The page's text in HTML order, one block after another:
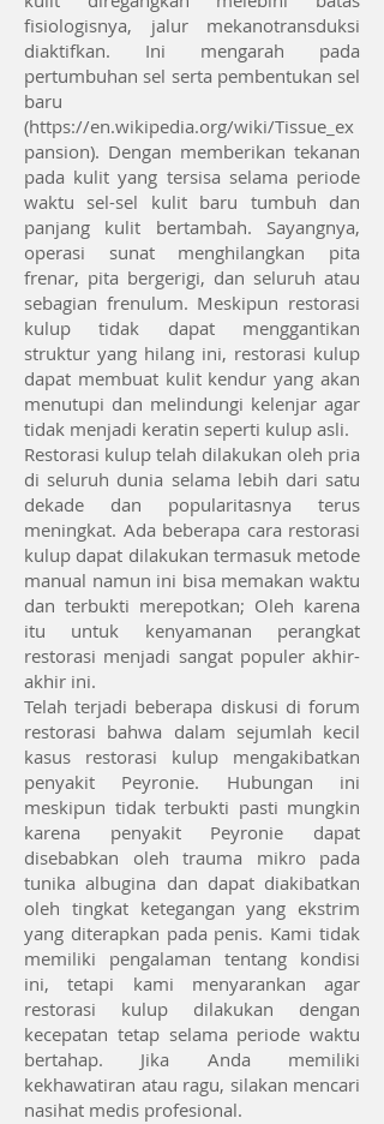
fisiologisnya, jalur mekanotransduksi
diaktifkan. Ini mengarah pada
pertumbuhan sel serta pembentukan sel
baru
(https://en.wikipedia.org/wiki/Tissue_ex
pansion). Dengan memberikan tekanan
pada kulit yang tersisa selama periode
waktu sel-sel kulit baru tumbuh dan
panjang kulit bertambah. Sayangnya,
operasi sunat menghilangkan pita
frenar, pita bergerigi, dan seluruh atau
sebagian frenulum. Meskipun restorasi
kulup tidak dapat menggantikan
struktur yang hilang ini, restorasi kulup
dapat membuat kulit kendur yang akan
menutupi dan melindungi kelenjar agar
tidak menjadi keratin seperti kulup asli.
Restorasi kulup telah dilakukan oleh pria
di seluruh dunia selama lebih dari satu
dekade dan popularitasnya terus
meningkat. Ada beberapa cara restorasi
kulup dapat dilakukan termasuk metode
manual namun ini bisa memakan waktu
dan terbukti merepotkan; Oleh karena
itu untuk kenyamanan perangkat
restorasi menjadi sangat populer akhir-
akhir ini.
Telah terjadi beberapa diskusi di forum
restorasi bahwa dalam sejumlah kecil
kasus restorasi kulup
mengakibatkan
penyakit Peyronie. Hubungan ini
meskipun tidak terbukti pasti mungkin
karena penyakit Peyronie dapat
disebabkan oleh trauma mikro pada
tunika albugina dan dapat diakibatkan
oleh tingkat ketegangan yang ekstrim
yang diterapkan pada penis. Kami tidak
memiliki pengalaman tentang kondisi
ini, tetapi kami menyarankan agar
restorasi kulup dilakukan dengan
kecepatan tetap selama periode waktu
bertahap. Jika Anda memiliki
kekhawatiran atau ragu, silakan mencari
nasihat medis profesional.